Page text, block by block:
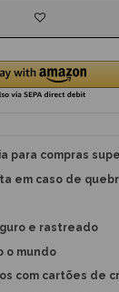
para compras
em caso de
e rastreado
o mundo
com cartões de